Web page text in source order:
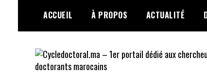
content
ACCUEIL À PROPOS ACTUALITÉ